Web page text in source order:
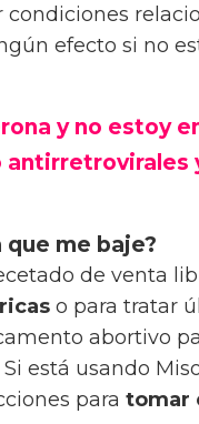
efecto si no
y no estoy
antirretrovirales
me baje?
de venta
o para tratar
abortivo
está usando
para tomar